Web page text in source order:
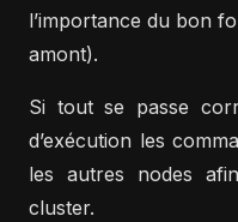
l’importance du bon
amont).
Si tout se passe
d’exécution les
les autres nodes
cluster.